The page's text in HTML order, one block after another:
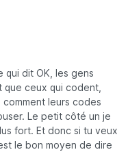
qui dit OK, les gens
que ceux qui codent,
leurs codes
Le petit côté un je
fort. Et donc si tu veux
le bon moyen de dire